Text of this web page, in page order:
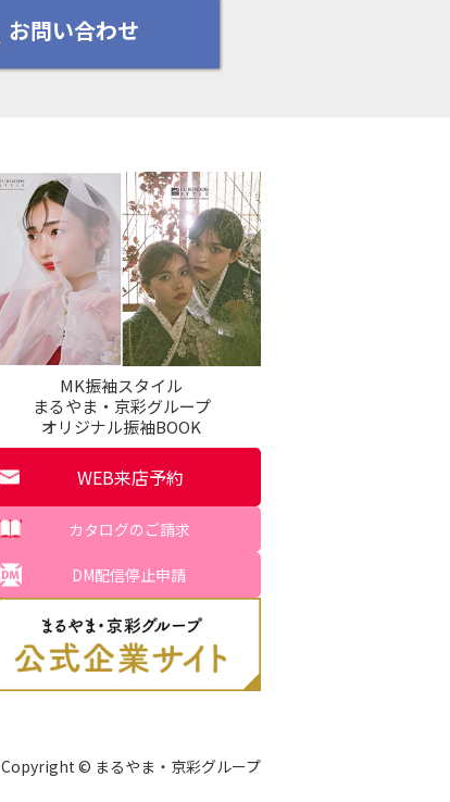
お問い合わせ
MK振袖スタイル
まるやま・京彩グループ
オリジナル振袖BOOK
WEB来店予約
カタログのご請求
DM配信停止申請
Copyright © まるやま・京彩グループ